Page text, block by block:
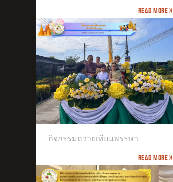
Read more »
กิจกรรมถวายเทียนพรรษา
Read more »
มหาวิทยาลัยศิลปากร